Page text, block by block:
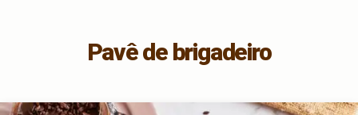
Pavê de brigadeiro